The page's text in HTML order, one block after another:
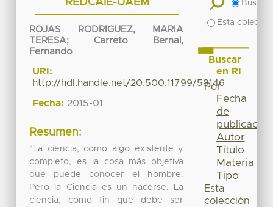
REDCAIE-UAEM
ROJAS RODRIGUEZ, MARIA
TERESA; Carreto Bernal,
Fernando
URI:
http://hdl.handle.net/20.500.11799/58146
Fecha: 2015-01
Resumen:
"La ciencia, como algo existente y
completo, es la cosa más objetiva
que puede conocer el hombre.
Pero la Ciencia es un hacerse. La
ciencia, como fin que debe ser
Buscar
Esta
Buscar
en RI
Por
Fecha
de
publicación
Autor
Título
Materia
Tipo
Esta
colección